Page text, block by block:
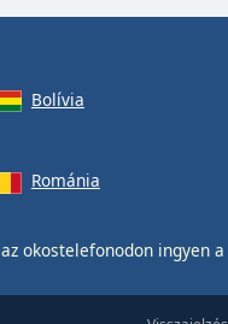
Bolívia
Románia
az okostelefonodon ingyen a